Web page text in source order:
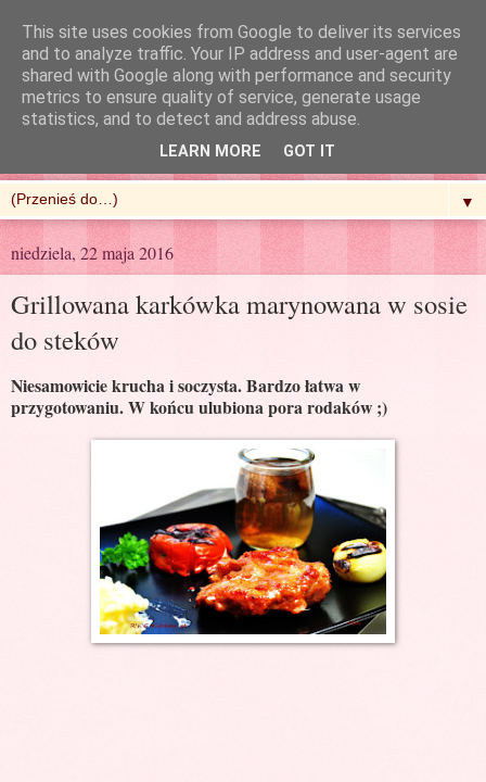
R'n'G Kitchen
▼
niedziela, 22 maja 2016
Grillowana karkówka marynowana w sosie
do steków
Niesamowicie krucha i soczysta. Bardzo łatwa w
przygotowaniu. W końcu ulubiona pora rodaków ;)
This site uses cookies from Google to deliver its services
and to analyze traffic. Your IP address and user-agent are
shared with Google along with performance and security
metrics to ensure quality of service, generate usage
statistics, and to detect and address abuse.
LEARN MORE GOT IT